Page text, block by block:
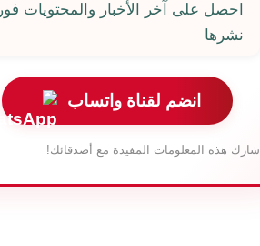
احصل على آخر الأخبار والمحتويات فور
نشرها
انضم لقناة واتساب
شارك هذه المعلومات المفيدة مع أصدقائك!